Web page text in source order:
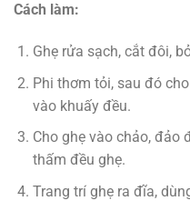
Cách làm:
Ghẹ rửa sạch, cắt đôi,
Phi thơm tỏi, sau đó
vào khuấy đều.
Cho ghẹ vào chảo, đảo
thấm đều ghẹ.
Trang trí ghẹ ra đĩa,